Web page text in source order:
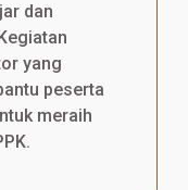
dan
yang
peserta
meraih